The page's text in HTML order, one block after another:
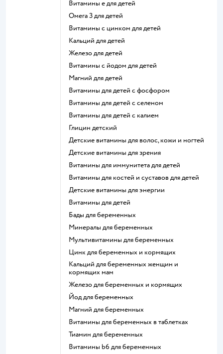
Витамины е для детей
Омега 3 для детей
Витамины с цинком для детей
Кальций для детей
Железо для детей
Витамины с йодом для детей
Магний для детей
Витамины для детей с фосфором
Витамины для детей с селеном
Витамины для детей с калием
Глицин детский
Детские витамины для волос, кожи и ногтей
Детские витамины для зрения
Витамины для иммунитета для детей
Витамины для костей и суставов для детей
Детские витамины для энергии
Витамины для детей
Бады для беременных
Минералы для беременных
Мультивитамины для беременных
Цинк для беременных и кормящих
Кальций для беременных женщин и
кормящих мам
Железо для беременных и кормящих
Йод для беременных
Магний для беременных
Витамины для беременных в таблетках
Тиамин для беременных
Витамины b6 для беременных